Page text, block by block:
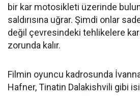
bir kar motosikleti üzerinde
saldırısına uğrar. Şimdi onlar
değil çevresindeki tehlikelere
zorunda kalır.
Filmin oyuncu kadrosunda
Hafner, Tinatin Dalakishvili gibi